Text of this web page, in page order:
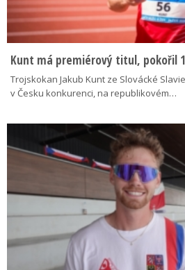
Kunt má premiérový titul, pokořil
Trojskokan Jakub Kunt ze Slovácké
v Česku konkurenci, na republikovém…